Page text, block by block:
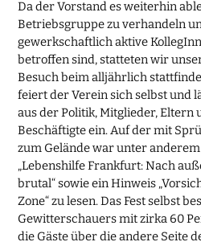
Da der Vorstand es weiterhin
Betriebsgruppe zu verhandeln
gewerkschaftlich aktive
betroffen sind, statteten wir
Besuch beim alljährlich
feiert der Verein sich selbst und
aus der Politik, Mitglieder, Eltern
Beschäftigte ein. Auf der mit
zum Gelände war unter
„Lebenshilfe Frankfurt: Nach
brutal“ sowie ein Hinweis
Zone“ zu lesen. Das Fest selbst
Gewitterschauers mit zirka 60
die Gäste über die andere Seite